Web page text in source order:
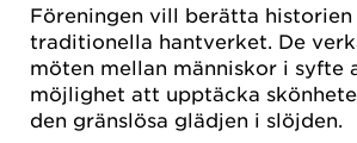
Föreningen vill berätta
traditionella hantverket. De
möten mellan människor i syfte
möjlighet att upptäcka
den gränslösa glädjen i slöjden.